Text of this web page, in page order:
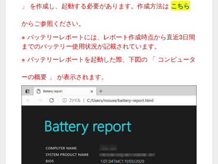
」 を作成し、起動する必要があります。作成方法は こちら
からご参照ください。
※ バッテリーレポートには、レポート作成時点から直近3日間
までのバッテリー使用状況が記載されています。
※ バッテリーレポートを起動した際、下図の 「 コンピュータ
ーの概要 」 が表示されます。